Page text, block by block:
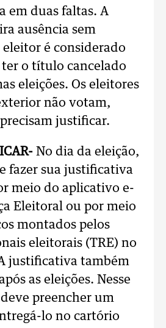
em duas faltas. A
ausência sem
é considerado
o título cancelado
eleições. Os eleitores
não votam,
justificar.
No dia da eleição,
fazer sua justificativa
meio do aplicativo e-
Eleitoral ou por meio
montados pelos
eleitorais (TRE) no
justificativa também
as eleições. Nesse
preencher um
lo no cartório